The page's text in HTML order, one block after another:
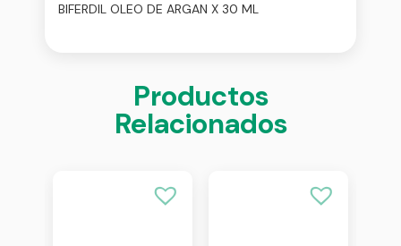
BIFERDIL OLEO DE ARGAN X 30 ML
Productos
Relacionados